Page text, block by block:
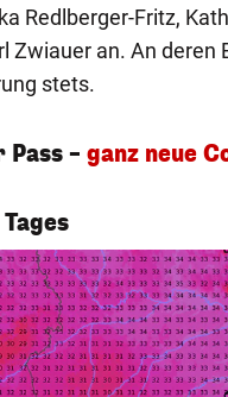
Redlberger-Fritz,
Zwiauer an. An
stets.
– ganz neue